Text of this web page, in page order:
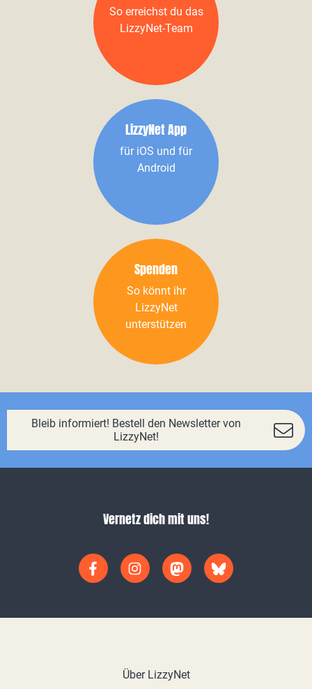
So erreichst du das
LizzyNet-Team
LizzyNet App
für iOS und für
Android
Spenden
So könnt ihr
LizzyNet
unterstützen
Bleib informiert! Bestell den Newsletter von
LizzyNet!
Vernetz dich mit uns!
Über LizzyNet